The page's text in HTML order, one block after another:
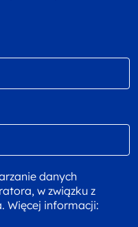
danych
w związku z
Więcej informacji: